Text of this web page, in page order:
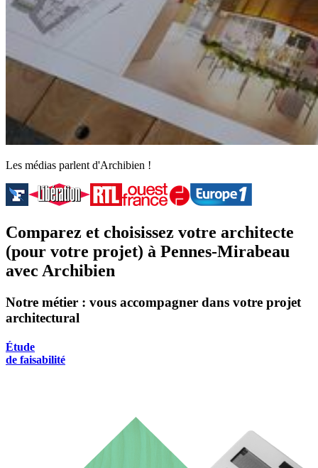
Les médias parlent d'Archibien !
Comparez et choisissez votre architecte
(pour votre projet) à Pennes-Mirabeau
avec Archibien
Notre métier : vous accompagner dans votre projet
architectural
Étude
de faisabilité